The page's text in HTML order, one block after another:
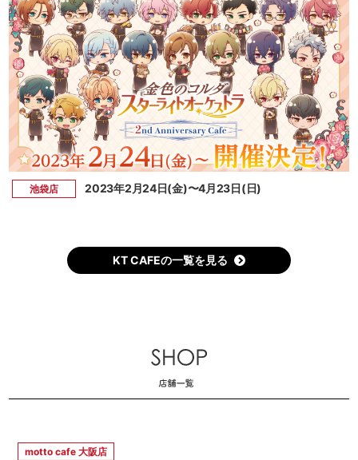
池袋店 2023年2月24日(金)〜4月23日(日)
KT CAFEの一覧を見る
motto cafe 大阪店